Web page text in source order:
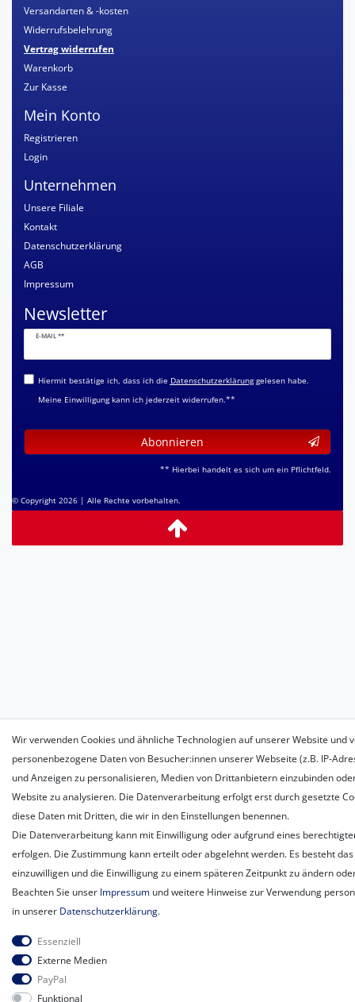
Versandarten & -kosten
Widerrufsbelehrung
Vertrag widerrufen
Warenkorb
Zur Kasse
Mein Konto
Registrieren
Login
Unternehmen
Unsere Filiale
Kontakt
Datenschutzerklärung
AGB
Impressum
Newsletter
E-MAIL **
Newsletter
Honig
Hiermit bestätige ich, dass ich die Daten­schutz­erklärunggelesen habe.
Meine Einwilligung kann ich jederzeit widerrufen.**
Abonnieren
** Hierbei handelt es sich um ein Pflichtfeld.
© Copyright 2026 | Alle Rechte vorbehalten.
Wir verwenden Cookies und ähnliche Technologien auf unserer Website und
personenbezogene Daten von Besucher:innen unserer Webseite (z.B. IP-
und Anzeigen zu personalisieren, Medien von Drittanbietern einzubinden
Website zu analysieren. Die Datenverarbeitung erfolgt erst durch gesetzte
diese Daten mit Dritten, die wir in den Einstellungen benennen.
Die Datenverarbeitung kann mit Einwilligung oder aufgrund eines
erfolgen. Die Zustimmung kann erteilt oder abgelehnt werden. Es besteht das
einzuwilligen und die Einwilligung zu einem späteren Zeitpunkt zu ändern
Beachten Sie unser Impressum und weitere Hinweise zur Verwendung
in unserer Daten­schutz­erklärung.
Essenziell
Externe Medien
PayPal
Funktional